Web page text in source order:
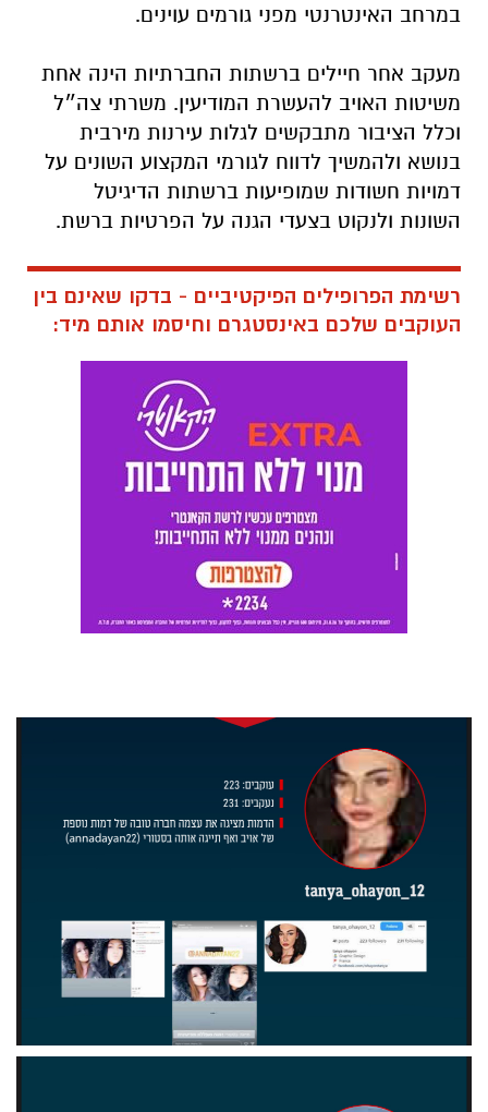
במרחב האינטרנטי מפני גורמים עוינים.
מעקב אחר חיילים ברשתות החברתיות הינה אחת
משיטות האויב להעשרת המודיעין. משרתי צה״ל
וכלל הציבור מתבקשים לגלות עירנות מירבית
בנושא ולהמשיך לדווח לגורמי המקצוע השונים על
דמויות חשודות שמופיעות ברשתות הדיגיטל
השונות ולנקוט בצעדי הגנה על הפרטיות ברשת.
רשימת הפרופילים הפיקטיביים - בדקו שאינם בין
העוקבים שלכם באינסטגרם וחיסמו אותם מיד: